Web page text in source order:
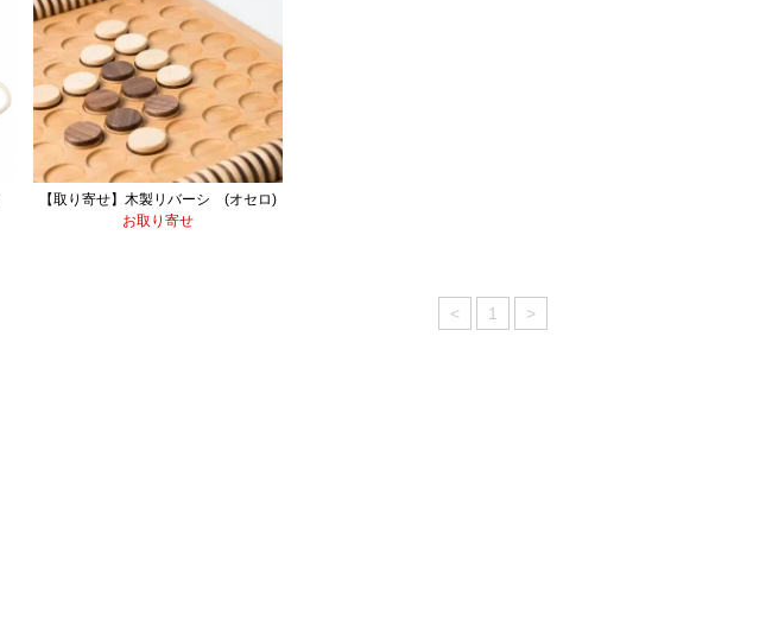
【取り寄せ】木製リバーシ (オセロ)
お取り寄せ
< 1 >